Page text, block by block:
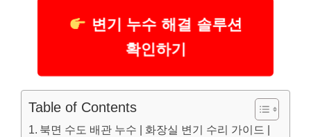
변기 누수 해결 솔루션
확인하기
Table of Contents
북면 수도 배관 누수 | 화장실 변기 수리 가이드 |